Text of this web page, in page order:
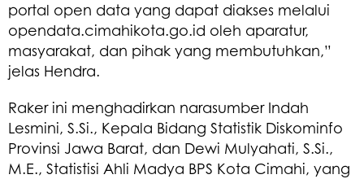
portal open data yang dapat diakses melalui
opendata.cimahikota.go.id oleh aparatur,
masyarakat, dan pihak yang membutuhkan,”
jelas Hendra.
Raker ini menghadirkan narasumber Indah
Lesmini, S.Si., Kepala Bidang Statistik Diskominfo
Provinsi Jawa Barat, dan Dewi Mulyahati, S.Si.,
M.E., Statistisi Ahli Madya BPS Kota Cimahi, yang